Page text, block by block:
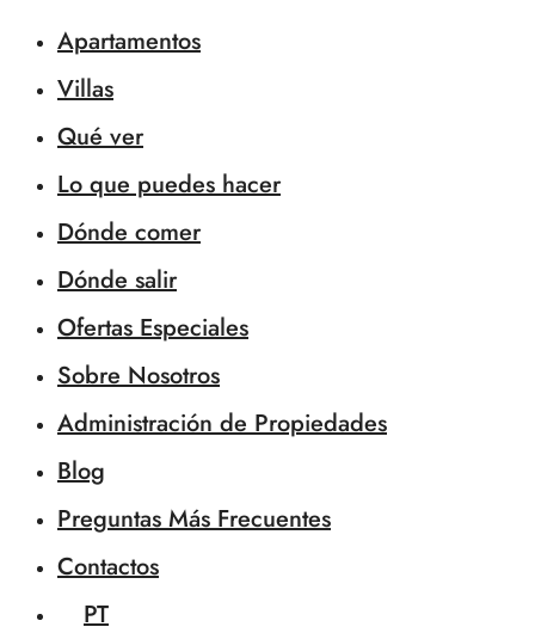
Apartamentos
Villas
Qué ver
Lo que puedes hacer
Dónde comer
Dónde salir
Ofertas Especiales
Sobre Nosotros
Administración de Propiedades
Blog
Preguntas Más Frecuentes
Contactos
PT